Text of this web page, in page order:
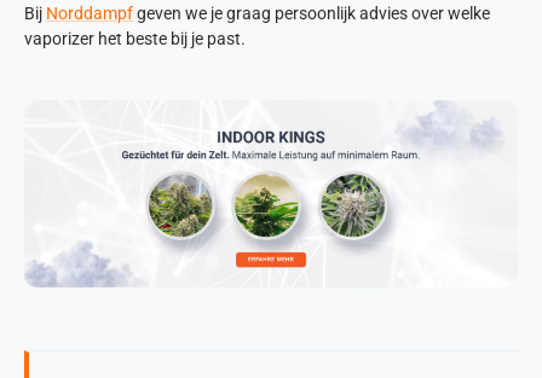
Bij Norddampfgeven we je graag persoonlijk advies over welke
vaporizer het beste bij je past.